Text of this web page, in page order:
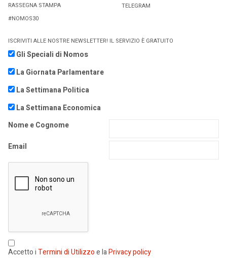
RASSEGNA STAMPA
#NOMOS30
TELEGRAM
ISCRIVITI ALLE NOSTRE NEWSLETTER! IL SERVIZIO È GRATUITO
Gli Speciali di Nomos
La Giornata Parlamentare
La Settimana Politica
La Settimana Economica
Nome e Cognome
Email
Accetto iTermini di Utilizzoe laPrivacy policy